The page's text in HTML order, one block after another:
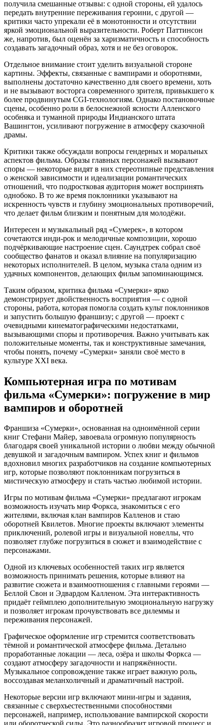
получила смешанные отзывы: с одной стороны, ей удалось
передать внутренние переживания героини, с другой —
критики часто упрекали её в монотонности и отсутствии
яркой эмоциональной выразительности. Роберт Паттинсон
же, напротив, был оценён за харизматичность и способность
создавать загадочный образ, хотя и не без оговорок.
Отдельное внимание стоит уделить визуальной стороне
картины. Эффекты, связанные с вампирами и оборотнями,
выполнены достаточно качественно для своего времени, хоть
и не вызывают восторга современного зрителя, привыкшего к
более продвинутым CGI-технологиям. Однако постановочные
сцены, особенно роли в белоснежной ясности Алленского
особняка и туманной природы Индианского штата
Вашингтон, усиливают погружение в атмосферу сказочной
драмы.
Критики также обсуждали вопросы гендерных и моральных
аспектов фильма. Образы главных персонажей вызывают
споры — некоторые видят в них стереотипные представления
о женской зависимости и идеализации романтических
отношений, что подростковая аудитория может воспринять
однобоко. В то же время поклонники указывают на
искренность чувств и глубину эмоциональных противоречий,
что делает фильм близким и понятным для молодёжи.
Интересен и музыкальный ряд «Сумерек», в котором
сочетаются инди-рок и мелодичные композиции, хорошо
подчёркивающие настроение сцен. Саундтрек собрал своё
сообщество фанатов и оказал влияние на популяризацию
некоторых исполнителей. В целом, музыка стала одним из
удачных компонентов, делающих фильм запоминающимся.
Таким образом, критика фильма «Сумерки» ярко
демонстрирует двойственность восприятия — с одной
стороны, работа, которая помогла создать культ поклонников
и запустить большую франшизу; с другой — проект с
очевидными кинематографическими недостатками,
вызывающими споры и противоречия. Важно учитывать как
положительные моменты, так и конструктивные замечания,
чтобы понять, почему «Сумерки» заняли своё место в
культуре XXI века.
Компьютерная игра по мотивам
фильма «Сумерки»: погружение в мир
вампиров и оборотней
Франшиза «Сумерки», основанная на одноимённой серии
книг Стефани Майер, завоевала огромную популярность
благодаря своей уникальной истории о любви между обычной
девушкой и загадочным вампиром. Успех книг и фильмов
вдохновил многих разработчиков на создание компьютерных
игр, которые позволяют поклонникам погрузиться в
мистическую атмосферу и стать частью любимой истории.
Игры по мотивам фильма «Сумерки» предлагают игрокам
возможность изучать мир Форкса, знакомиться с его
жителями, включая клан вампиров Калленов и стаю
оборотней Квилетов. Многие проекты включают элементы
приключений, ролевой игры и визуальной новеллы, что
позволяет глубже погрузиться в сюжет и взаимодействие с
персонажами.
Одной из ключевых особенностей таких игр является
возможность принимать решения, которые влияют на
развитие сюжета и взаимоотношения с главными героями —
Беллой Свон и Эдвардом Калленом. Эта интерактивность
придаёт геймплею дополнительную эмоциональную нагрузку
и позволяет игрокам прочувствовать все дилеммы и
переживания персонажей.
Графическое оформление игр стремится соответствовать
тёмной и романтической атмосфере фильма. Детально
проработанные локации — леса, озёра и школы Форкса —
создают атмосферу загадочности и напряжённости.
Музыкальное сопровождение также играет важную роль,
воссоздавая меланхоличный и драматичный настрой.
Некоторые версии игр включают мини-игры и задания,
связанные с сверхъестественными способностями
персонажей, например, использование вампирской скорости